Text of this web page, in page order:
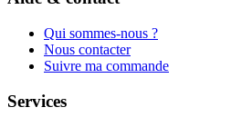
Qui sommes-nous ?
Nous contacter
Suivre ma commande
Services